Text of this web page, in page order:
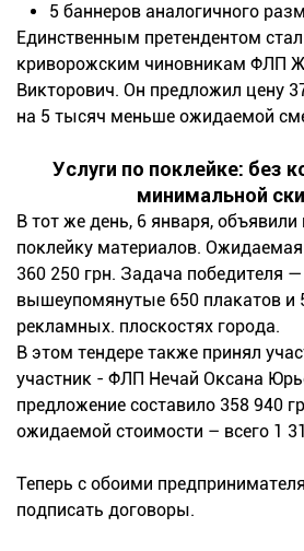
5 баннеров аналогичного
Единственным претендентом
криворожским чиновникам ФЛП
Викторович. Он предложил цену
на 5 тысяч меньше ожидаемой
Услуги по поклейке: без
минимальной
В тот же день, 6 января, объявили
поклейку материалов. Ожидаемая
360 250 грн. Задача победителя
вышеупомянутые 650 плакатов и
рекламных. плоскостях города.
В этом тендере также принял
участник - ФЛП Нечай Оксана
предложение составило 358 940
ожидаемой стоимости – всего 1
Теперь с обоими
подписать договоры.